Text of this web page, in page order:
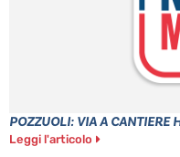
POZZUOLI: VIA A CANTIERE
Leggi l'articolo